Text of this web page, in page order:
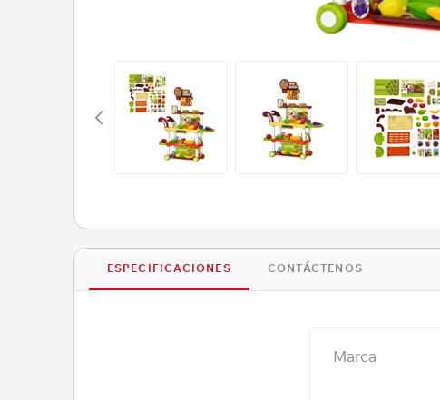
ESPECIFICACIONES CONTÁCTENOS
Marca